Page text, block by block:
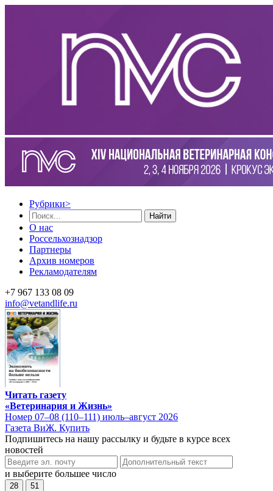
Рубрики>
Найти
О нас
Россельхознадзор
Партнеры
Архив номеров
Рекламодателям
+7 967 133 08 09
info@vetandlife.ru
Читать газету
«Ветеринария и Жизнь»
Номер 07–08 (110–111) июль–август 2026
Газета ВиЖ. Купить
Подпишитесь на нашу рассылку и будьте в курсе всех
новостей
и выберите большее число
28 51